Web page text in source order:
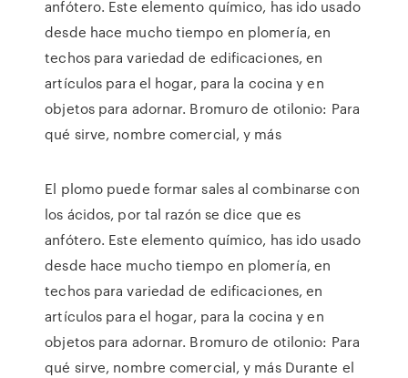
anfótero. Este elemento químico, has ido usado
desde hace mucho tiempo en plomería, en
techos para variedad de edificaciones, en
artículos para el hogar, para la cocina y en
objetos para adornar. Bromuro de otilonio: Para
qué sirve, nombre comercial, y más
El plomo puede formar sales al combinarse con
los ácidos, por tal razón se dice que es
anfótero. Este elemento químico, has ido usado
desde hace mucho tiempo en plomería, en
techos para variedad de edificaciones, en
artículos para el hogar, para la cocina y en
objetos para adornar. Bromuro de otilonio: Para
qué sirve, nombre comercial, y más Durante el